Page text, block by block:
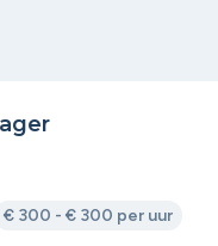
€ 300 - € 300 per uur